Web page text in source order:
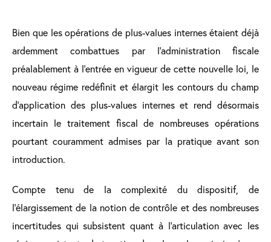
Bien que les opérations de plus-values internes étaient déjà
ardemment combattues par l’administration fiscale
préalablement à l’entrée en vigueur de cette nouvelle loi, le
nouveau régime redéfinit et élargit les contours du champ
d’application des plus-values internes et rend désormais
incertain le traitement fiscal de nombreuses opérations
pourtant couramment admises par la pratique avant son
introduction.
Compte tenu de la complexité du dispositif, de
l’élargissement de la notion de contrôle et des nombreuses
incertitudes qui subsistent quant à l’articulation avec les